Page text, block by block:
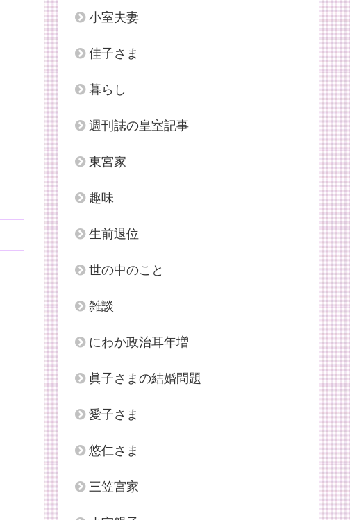
小室夫妻
佳子さま
暮らし
週刊誌の皇室記事
東宮家
趣味
生前退位
世の中のこと
雑談
にわか政治耳年増
眞子さまの結婚問題
愛子さま
悠仁さま
三笠宮家